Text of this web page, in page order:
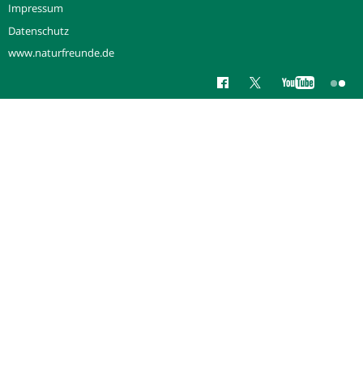
Impressum
Datenschutz
www.naturfreunde.de